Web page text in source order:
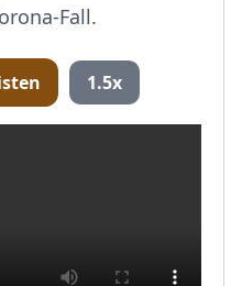
Fall.
1.5x